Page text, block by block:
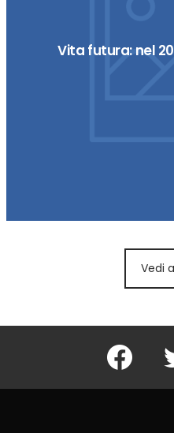
Vita futura: nel
Vedi
Facebook